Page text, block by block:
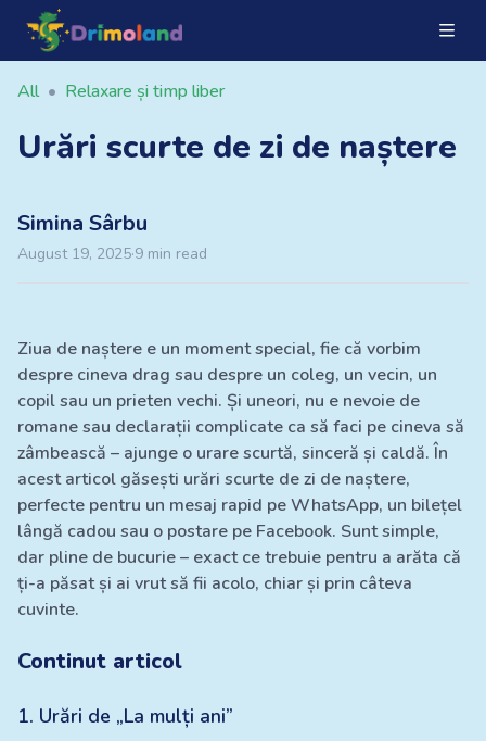
All • Relaxare și timp liber
Urări scurte de zi de naștere
Simina Sârbu
August 19, 2025·9 min read
Ziua de naștere e un moment special, fie că vorbim
despre cineva drag sau despre un coleg, un vecin, un
copil sau un prieten vechi. Și uneori, nu e nevoie de
romane sau declarații complicate ca să faci pe cineva să
zâmbească – ajunge o urare scurtă, sinceră și caldă. În
acest articol găsești urări scurte de zi de naștere,
perfecte pentru un mesaj rapid pe WhatsApp, un bilețel
lângă cadou sau o postare pe Facebook. Sunt simple,
dar pline de bucurie – exact ce trebuie pentru a arăta că
ți-a păsat și ai vrut să fii acolo, chiar și prin câteva
cuvinte.
Continut articol
1. Urări de „La mulți ani”